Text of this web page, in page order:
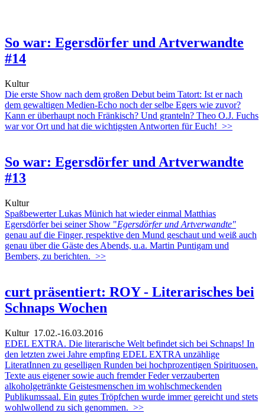
So war: Egersdörfer und Artverwandte
#14
Kultur
Die erste Show nach dem großen Debut beim Tatort: Ist er nach
dem gewaltigen Medien-Echo noch der selbe Egers wie zuvor?
Kann er überhaupt noch Fränkisch? Und granteln? Theo O.J. Fuchs
war vor Ort und hat die wichtigsten Antworten für Euch! >>
So war: Egersdörfer und Artverwandte
#13
Kultur
Spaßbewerter Lukas Münich hat wieder einmal Matthias
Egersdörfer bei seiner Show "Egersdörfer und Artverwandte"
genau auf die Finger, respektive den Mund geschaut und weiß auch
genau über die Gäste des Abends, u.a. Martin Puntigam und
Bembers, zu berichten. >>
curt präsentiert: ROY - Literarisches bei
Schnaps Wochen
Kultur17.02.-16.03.2016
EDEL EXTRA. Die literarische Welt befindet sich bei Schnaps! In
den letzten zwei Jahre empfing EDEL EXTRA unzählige
LiteratInnen zu geselligen Runden bei hochprozentigen Spirituosen.
Texte aus eigener sowie auch fremder Feder verzauberten
alkoholgetränkte Geistesmenschen im wohlschmeckenden
Publikumssaal. Ein gutes Tröpfchen wurde immer gereicht und stets
wohlwollend zu sich genommen. >>